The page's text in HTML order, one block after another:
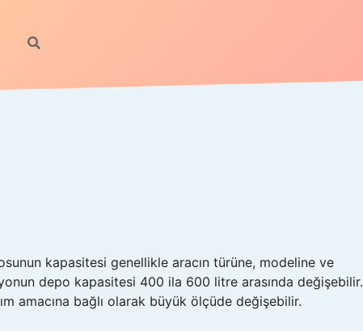
kapasitesi genellikle aracın türüne, modeline ve
depo kapasitesi 400 ila 600 litre arasında değişebilir.
amacına bağlı olarak büyük ölçüde değişebilir.